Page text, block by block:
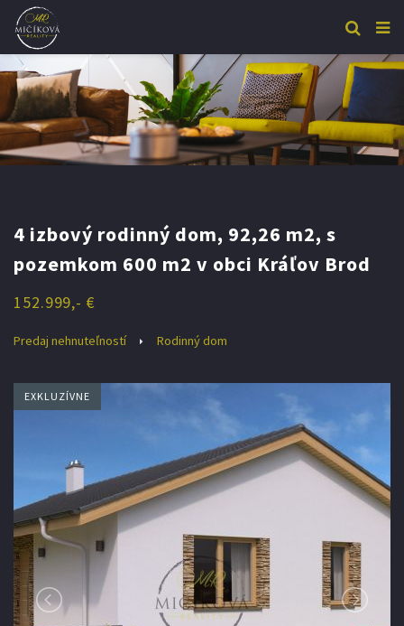
4 izbový rodinný dom, 92,26 m2, s
pozemkom 600 m2 v obci Kráľov Brod
152.999,- €
Predaj nehnuteľností Rodinný dom
EXKLUZÍVNE